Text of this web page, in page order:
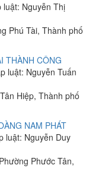
Nguyễn Thị
Phú Tài, Thành phố
THÀNH CÔNG
luật: Nguyễn Tuấn
Hiệp, Thành phố
NAM PHÁT
luật: Nguyễn Duy
Phước Tân,